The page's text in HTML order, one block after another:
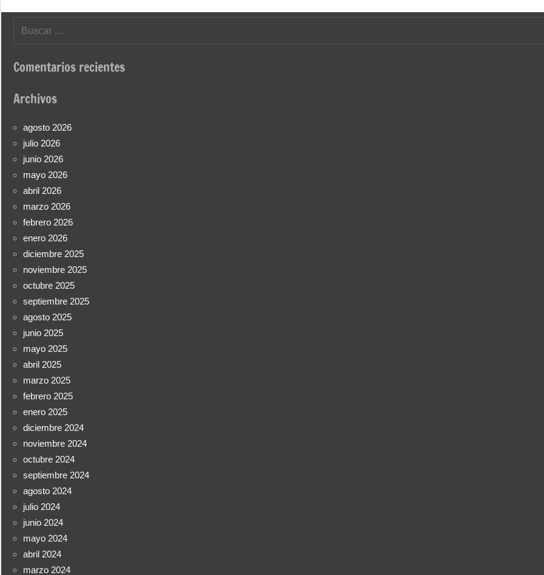
Comentarios recientes
Archivos
agosto 2026
julio 2026
junio 2026
mayo 2026
abril 2026
marzo 2026
febrero 2026
enero 2026
diciembre 2025
noviembre 2025
octubre 2025
septiembre 2025
agosto 2025
junio 2025
mayo 2025
abril 2025
marzo 2025
febrero 2025
enero 2025
diciembre 2024
noviembre 2024
octubre 2024
septiembre 2024
agosto 2024
julio 2024
junio 2024
mayo 2024
abril 2024
marzo 2024